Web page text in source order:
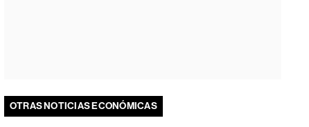
OTRAS NOTICIAS ECONÓMICAS